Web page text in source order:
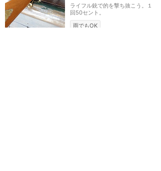
ライフル銃で的を撃ち抜こう。１
回50セント。
雨でもOK